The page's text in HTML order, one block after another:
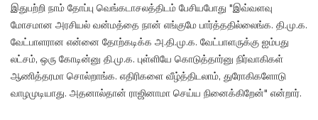
இதுபற்றி நாம் தோப்பு வெங்கடாசலத்திடம் பேசியபோது "இவ்வளவு
மோசமான அரசியல் வன்மத்தை நான் எங்குமே பார்த்ததில்லைங்க. தி.மு.க.
வேட்பாளரான என்னை தோற்கடிக்க அ.தி.மு.க. வேட்பாளருக்கு ஐம்பது
லட்சம், ஒரு கோடின்னு தி.மு.க. புள்ளியே கொடுத்தார்னு நிர்வாகிகள்
ஆணித்தரமா சொல்றாங்க. எதிரிகளை வீழ்த்திடலாம், துரோகிகளோடு
வாழமுடியாது. அதனால்தான் ராஜினாமா செய்ய நினைக்கிறேன்" என்றார்.